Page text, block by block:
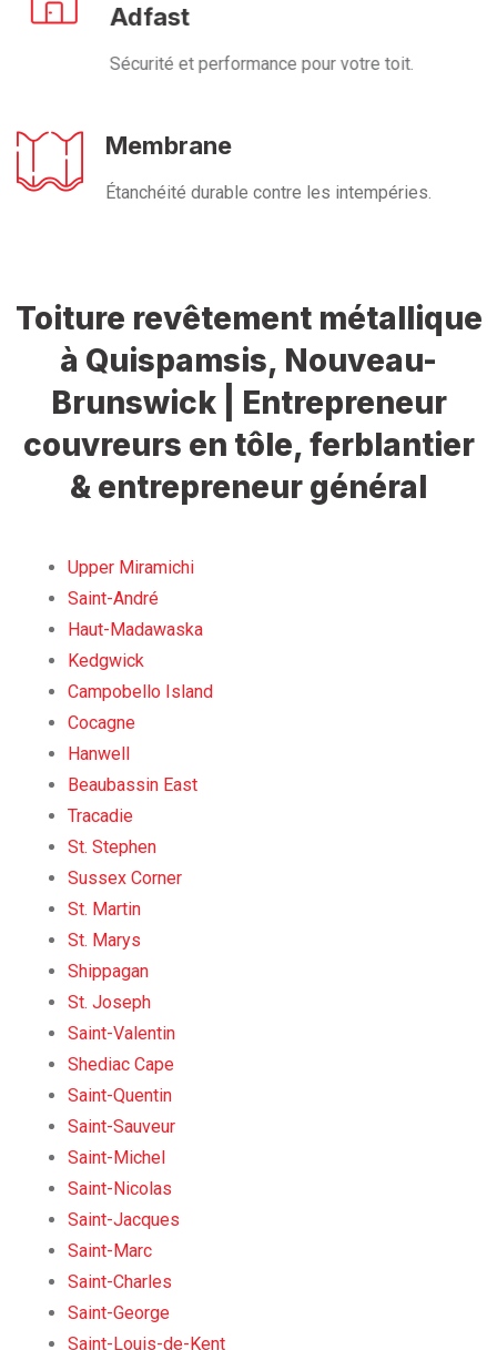
Adfast
Sécurité et performance pour votre toit.
Membrane
Étanchéité durable contre les intempéries.
Toiture revêtement métallique
à Quispamsis, Nouveau-
Brunswick | Entrepreneur
couvreurs en tôle, ferblantier
& entrepreneur général
Upper Miramichi
Saint-André
Haut-Madawaska
Kedgwick
Campobello Island
Cocagne
Hanwell
Beaubassin East
Tracadie
St. Stephen
Sussex Corner
St. Martin
St. Marys
Shippagan
St. Joseph
Saint-Valentin
Shediac Cape
Saint-Quentin
Saint-Sauveur
Saint-Michel
Saint-Nicolas
Saint-Jacques
Saint-Marc
Saint-Charles
Saint-George
Saint-Louis-de-Kent